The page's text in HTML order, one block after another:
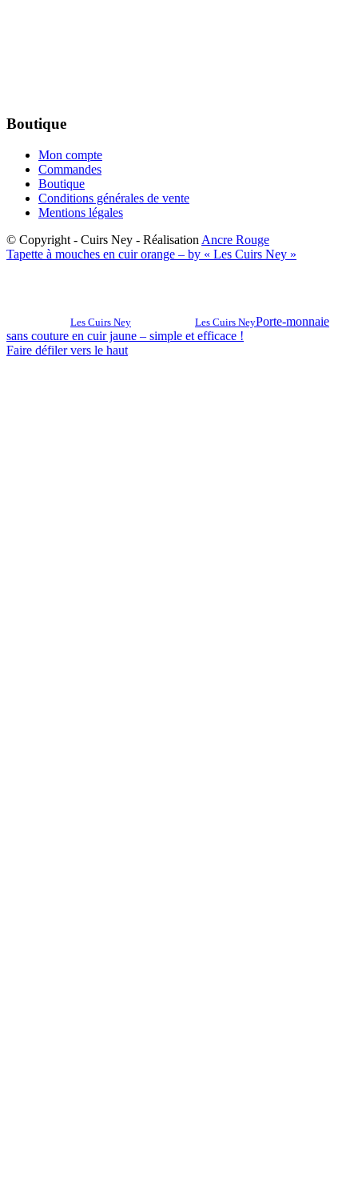
Boutique
Mon compte
Commandes
Boutique
Conditions générales de vente
Mentions légales
© Copyright - Cuirs Ney - Réalisation Ancre Rouge
Tapette à mouches en cuir orange – by « Les Cuirs Ney »
Les Cuirs Ney Les Cuirs NeyPorte-monnaie
sans couture en cuir jaune – simple et efficace !
Faire défiler vers le haut